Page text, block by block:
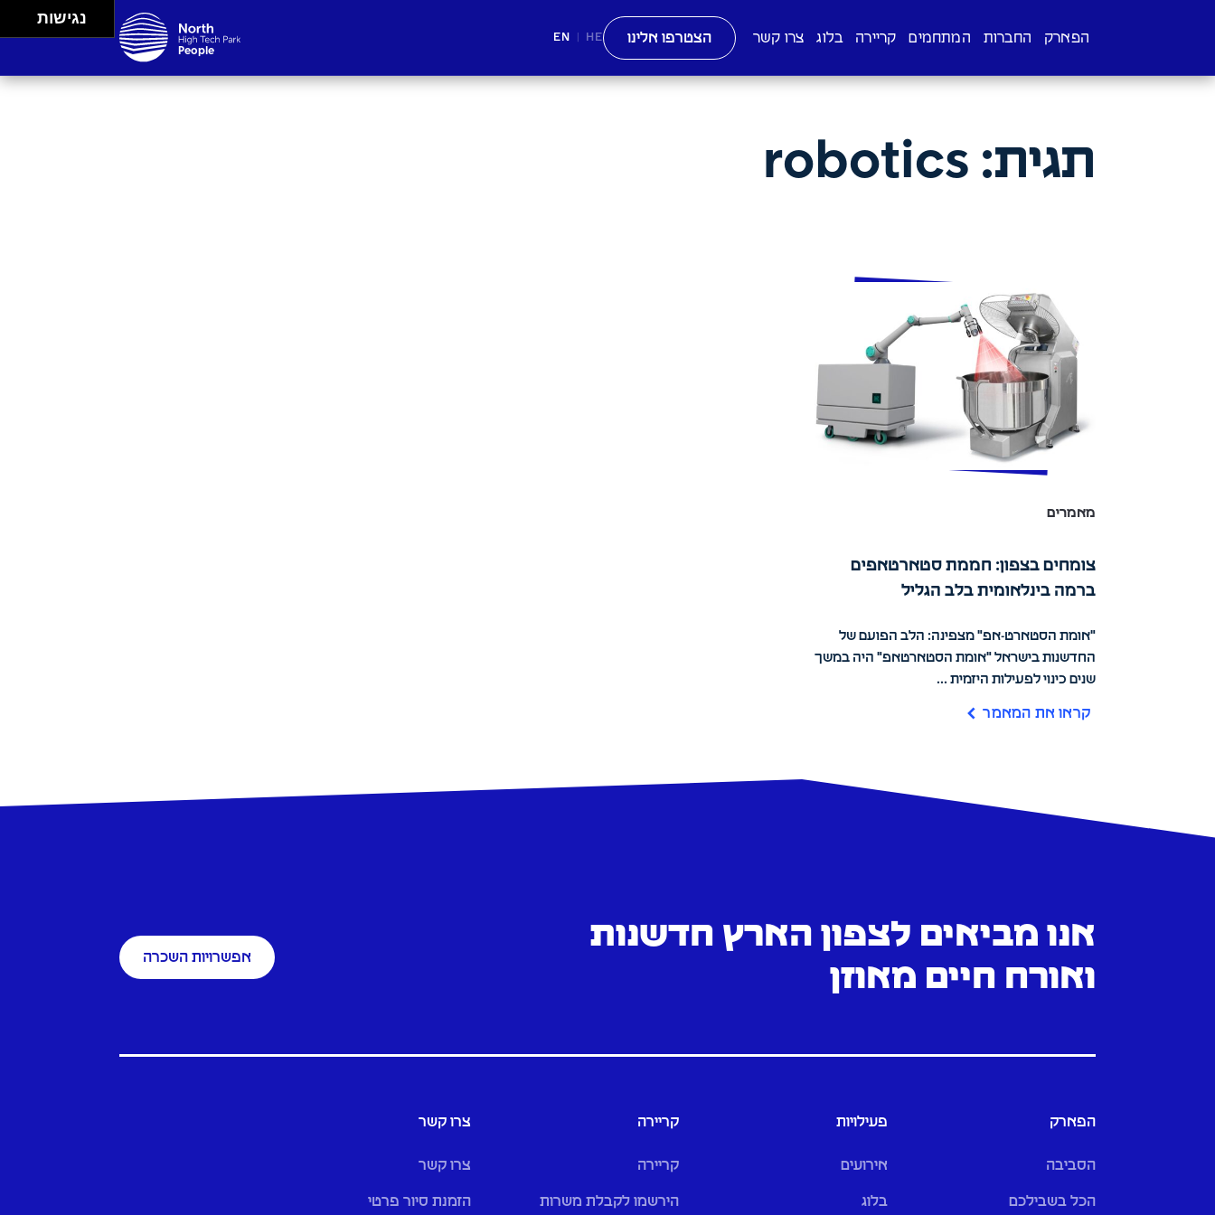
People
Events
Spaces
הפארק החברות המתחמים קריירה בלוג צרו קשר הצטרפו אלינו HE
EN
תגית: robotics
מאמרים
צומחים בצפון: חממת סטארטאפים
ברמה בינלאומית בלב הגליל
"אומת הסטארט-אפ" מצפינה: הלב הפועם של
החדשנות בישראל "אומת הסטארטאפ" היה במשך
שנים כינוי לפעילות היזמית ...
קראו את המאמר
אנו מביאים לצפון הארץ חדשנות
ואורח חיים מאוזן
אפשרויות השכרה
הפארק
הסביבה
הכל בשבילכם
פעילויות
אירועים
בלוג
קריירה
קריירה
הירשמו לקבלת משרות
צרו קשר
צרו קשר
הזמנת סיור פרטי
נגישות